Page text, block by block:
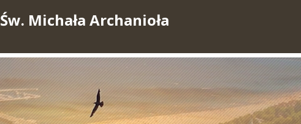
Św. Michała Archanioła